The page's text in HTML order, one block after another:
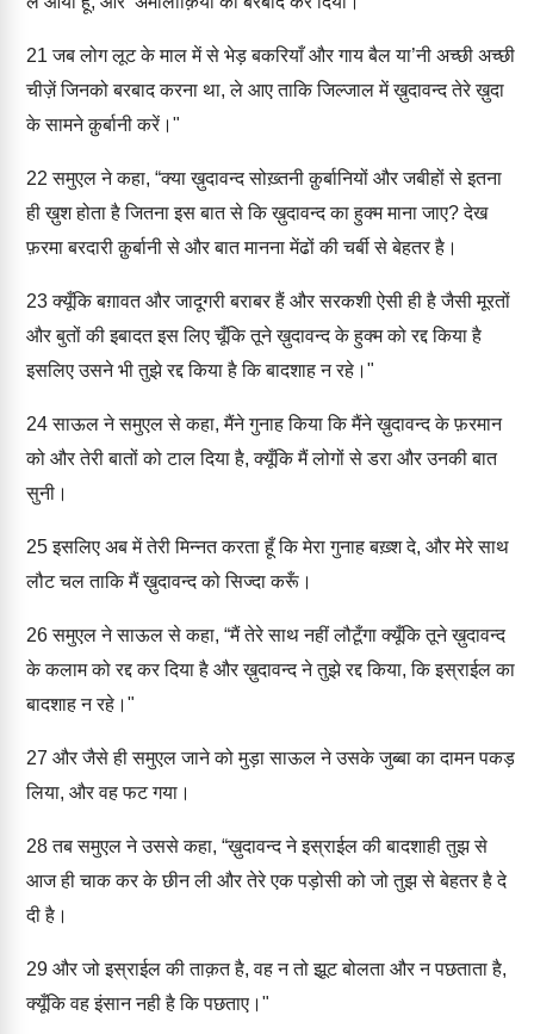
21 जब लोग लूट के माल में से भेड़ बकरियाँ और गाय बैल या’नी अच्छी अच्छी
चीज़ें जिनको बरबाद करना था, ले आए ताकि जिल्जाल में ख़ुदावन्द तेरे ख़ुदा
के सामने क़ुर्बानी करें।"
22 समुएल ने कहा, “क्या ख़ुदावन्द सोख़्तनी क़ुर्बानियों और जबीहों से इतना
ही ख़ुश होता है जितना इस बात से कि ख़ुदावन्द का हुक्म माना जाए? देख
फ़रमा बरदारी क़ुर्बानी से और बात मानना मेंढों की चर्बी से बेहतर है।
23क्यूँकि बग़ावत और जादूगरी बराबर हैं और सरकशी ऐसी ही है जैसी मूरतों
और बुतों की इबादत इस लिए चूँकि तूने ख़ुदावन्द के हुक्म को रद्द किया है
इसलिए उसने भी तुझे रद्द किया है कि बादशाह न रहे।"
24साऊल ने समुएल से कहा, मैंने गुनाह किया कि मैंने ख़ुदावन्द के फ़रमान
को और तेरी बातों को टाल दिया है, क्यूँकि मैं लोगों से डरा और उनकी बात
सुनी।
25इसलिए अब में तेरी मिन्नत करता हूँ कि मेरा गुनाह बख़्श दे, और मेरे साथ
लौट चल ताकि मैं ख़ुदावन्द को सिज्दा करूँ।
26समुएल ने साऊल से कहा, “मैं तेरे साथ नहीं लौटूँगा क्यूँकि तूने ख़ुदावन्द
के कलाम को रद्द कर दिया है और ख़ुदावन्द ने तुझे रद्द किया, कि इस्राईल का
बादशाह न रहे।"
27 और जैसे ही समुएल जाने को मुड़ा साऊल ने उसके जुब्बा का दामन पकड़
लिया, और वह फट गया।
28तब समुएल ने उससे कहा, “ख़ुदावन्द ने इस्राईल की बादशाही तुझ से
आज ही चाक कर के छीन ली और तेरे एक पड़ोसी को जो तुझ से बेहतर है दे
दी है।
29 और जो इस्राईल की ताक़त है, वह न तो झूट बोलता और न पछताता है,
क्यूँकि वह इंसान नही है कि पछताए।"